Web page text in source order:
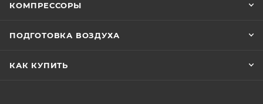
КОМПРЕССОРЫ
ПОДГОТОВКА ВОЗДУХА
КАК КУПИТЬ